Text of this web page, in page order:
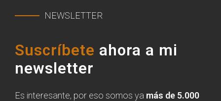
NEWSLETTER
Suscríbete ahora a mi
newsletter
Es interesante, por eso somos ya más de 5.000